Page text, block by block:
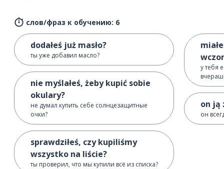
слов/фраз к обучению: 6
dodałeś już masło?
ты уже добавил масло?
nie myślałeś, żeby kupić sobie
okulary?
не думал купить себе солнцезащитные
очки?
sprawdziłeś, czy kupiliśmy
wszystko na liście?
ты проверил, что мы купили всё из списка?
у тебя
on ją
он